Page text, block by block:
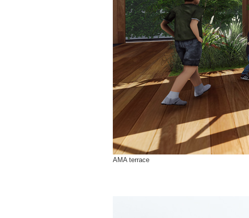
AMA terrace